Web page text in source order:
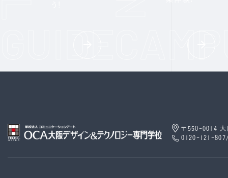
〒550-0014 大
0120-121-